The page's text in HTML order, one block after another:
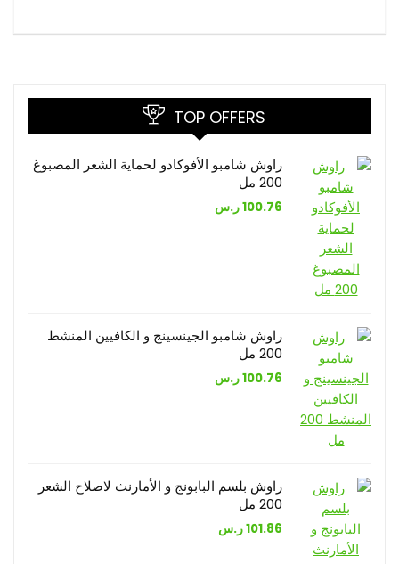
TOP OFFERS
راوش شامبو الأفوكادو لحماية الشعر المصبوغ
200 مل
100.76ر.س
راوش شامبو الجينسينج و الكافيين المنشط
200 مل
100.76ر.س
راوش بلسم البابونج و الأمارنث لاصلاح الشعر
200 مل
101.86ر.س